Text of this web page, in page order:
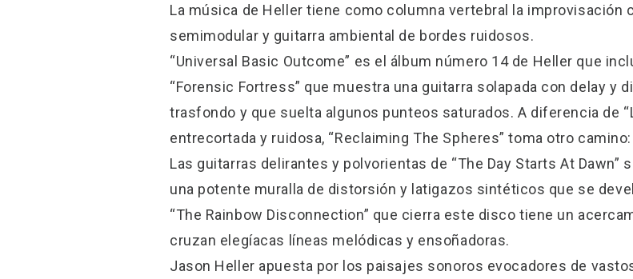
La música de Heller tiene como columna vertebral la improvisación
semimodular y guitarra ambiental de bordes ruidosos.
“Universal Basic Outcome” es el álbum número 14 de Heller que
“Forensic Fortress” que muestra una guitarra solapada con delay y
trasfondo y que suelta algunos punteos saturados. A diferencia de
entrecortada y ruidosa, “Reclaiming The Spheres” toma otro
Las guitarras delirantes y polvorientas de “The Day Starts At
una potente muralla de distorsión y latigazos sintéticos que se
“The Rainbow Disconnection” que cierra este disco tiene un
cruzan elegíacas líneas melódicas y ensoñadoras.
Jason Heller apuesta por los paisajes sonoros evocadores de